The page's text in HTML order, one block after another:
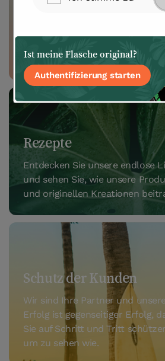
ExoticWhip® Creamer
Sie Profi sind oder gerade erst
das Werkzeug, um kreativ mit
Rezepte
Entdecken Sie unsere endlose
und sehen Sie, wie unsere
und originellen Kreationen
Schutz der Kunden
Wir sind Ihre Partner und
Erfolg ist gegenseitiger Erfolg,
Sie auf Schritt und Tritt
um zu sehen wie.
Ist meine Flasche original?
Authentifizierung starten